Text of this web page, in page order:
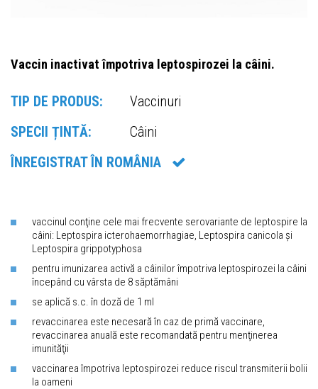
Vaccin inactivat împotriva leptospirozei la câini.
TIP DE PRODUS:
Vaccinuri
SPECII ȚINTĂ:
Câini
ÎNREGISTRAT ÎN ROMÂNIA
vaccinul conţine cele mai frecvente serovariante de leptospire la
câini: Leptospira icterohaemorrhagiae, Leptospira canicola și
Leptospira grippotyphosa
pentru imunizarea activă a câinilor împotriva leptospirozei la câini
începând cu vârsta de 8 săptămâni
se aplică s.c. în doză de 1 ml
revaccinarea este necesară în caz de primă vaccinare,
revaccinarea anuală este recomandată pentru menţinerea
imunităţii
vaccinarea împotriva leptospirozei reduce riscul transmiterii bolii
la oameni